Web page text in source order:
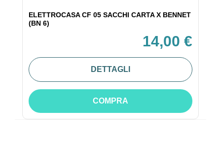
ELETTROCASA CF 05 SACCHI CARTA X BENNET
(BN 6)
14,00 €
DETTAGLI
COMPRA